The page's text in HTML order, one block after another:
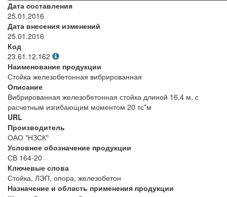
Дата составления
25.01.2016
Дата внесения изменений
25.01.2016
Код
23.61.12.162
Наименование продукции
Стойка железобетонная вибрированная
Описание
Вибрированная железобетонная стойка длиной 16,4 м, с
расчетным изгибающим моментом 20 тс*м
URL
Производитель
ОАО "НЗСК"
Условное обозначение продукции
СВ 164-20
Ключевые слова
Стойка, ЛЭП, опора, железобетон
Назначение и область применения продукции